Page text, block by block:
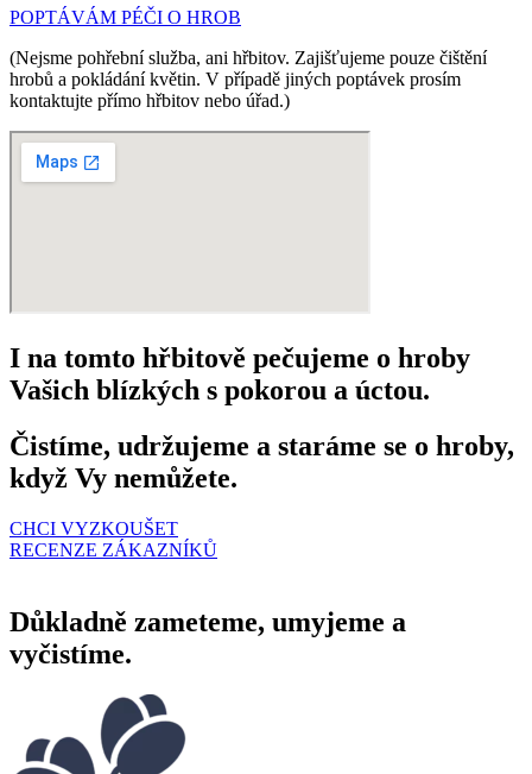
POPTÁVÁM PÉČI O HROB
(Nejsme pohřební služba, ani hřbitov. Zajišťujeme pouze čištění
hrobů a pokládání květin. V případě jiných poptávek prosím
kontaktujte přímo hřbitov nebo úřad.)
I na tomto hřbitově pečujeme o hroby
Vašich blízkých s pokorou a úctou.
Čistíme, udržujeme a staráme se o hroby,
když Vy nemůžete.
CHCI VYZKOUŠET
RECENZE ZÁKAZNÍKŮ
Důkladně zameteme, umyjeme a
vyčistíme.